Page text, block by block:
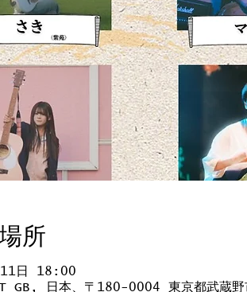
所
11日 18:00
GB, 日本、〒180-0004 東京都武蔵野